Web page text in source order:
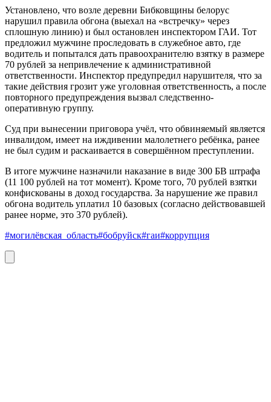
Установлено, что возле деревни Бибковщины белорус
нарушил правила обгона (выехал на «встречку» через
сплошную линию) и был остановлен инспектором ГАИ. Тот
предложил мужчине проследовать в служебное авто, где
водитель и попытался дать правоохранителю взятку в размере
70 рублей за непривлечение к административной
ответственности. Инспектор предупредил нарушителя, что за
такие действия грозит уже уголовная ответственность, а после
повторного предупреждения вызвал следственно-
оперативную группу.
Суд при вынесении приговора учёл, что обвиняемый является
инвалидом, имеет на иждивении малолетнего ребёнка, ранее
не был судим и раскаивается в совершённом преступлении.
В итоге мужчине назначили наказание в виде 300 БВ штрафа
(11 100 рублей на тот момент). Кроме того, 70 рублей взятки
конфискованы в доход государства. За нарушение же правил
обгона водитель уплатил 10 базовых (согласно действовавшей
ранее норме, это 370 рублей).
#могилёвская_область#бобруйск#гаи#коррупция